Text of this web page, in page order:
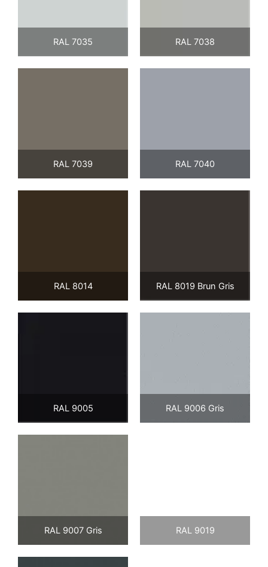
RAL 7035 RAL 7038
RAL 7039 RAL 7040
RAL 8014 RAL 8019 Brun Gris
RAL 9005 RAL 9006 Gris
RAL 9007 Gris RAL 9019